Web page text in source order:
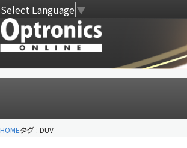
Select Language▼
HOMEタグ : DUV